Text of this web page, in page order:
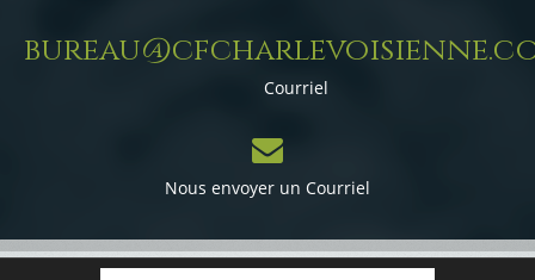
Courriel
Nous envoyer un Courriel